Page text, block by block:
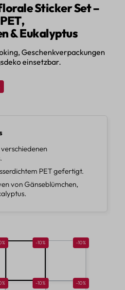
Sticker Set –
& Eukalyptus
Geschenkverpackungen
einsetzbar.
PET gefertigt.
von Gänseblümchen,
10% Rabatt 10%
-10% Rabatt 10%
-10%
10% Rabatt 10%
-10% Rabatt 10%
-10%